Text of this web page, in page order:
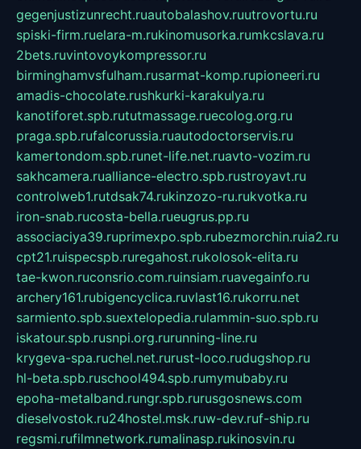
gegenjustizunrecht.ruautobalashov.ruutrovortu.ru
spiski-firm.ruelara-m.rukinomusorka.rumkcslava.ru
2bets.ruvintovoykompressor.ru
birminghamvsfulham.rusarmat-komp.rupioneeri.ru
amadis-chocolate.rushkurki-karakulya.ru
kanotiforet.spb.rututmassage.ruecolog.org.ru
praga.spb.rufalcorussia.ruautodoctorservis.ru
kamertondom.spb.runet-life.net.ruavto-vozim.ru
sakhcamera.rualliance-electro.spb.rustroyavt.ru
controlweb1.rutdsak74.rukinzozo-ru.rukvotka.ru
iron-snab.rucosta-bella.rueugrus.pp.ru
associaciya39.ruprimexpo.spb.rubezmorchin.ruia2.ru
cpt21.ruispecspb.ruregahost.rukolosok-elita.ru
tae-kwon.ruconsrio.com.ruinsiam.ruavegainfo.ru
archery161.rubigencyclica.ruvlast16.rukorru.net
sarmiento.spb.suextelopedia.rulammin-suo.spb.ru
iskatour.spb.rusnpi.org.rurunning-line.ru
krygeva-spa.ruchel.net.rurust-loco.rudugshop.ru
hl-beta.spb.ruschool494.spb.rumymubaby.ru
epoha-metalband.rungr.spb.rurusgosnews.com
dieselvostok.ru24hostel.msk.ruw-dev.ruf-ship.ru
regsmi.rufilmnetwork.rumalinasp.rukinosvin.ru